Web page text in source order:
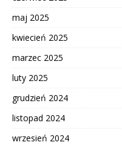
maj 2025
kwiecień 2025
marzec 2025
luty 2025
grudzień 2024
listopad 2024
wrzesień 2024